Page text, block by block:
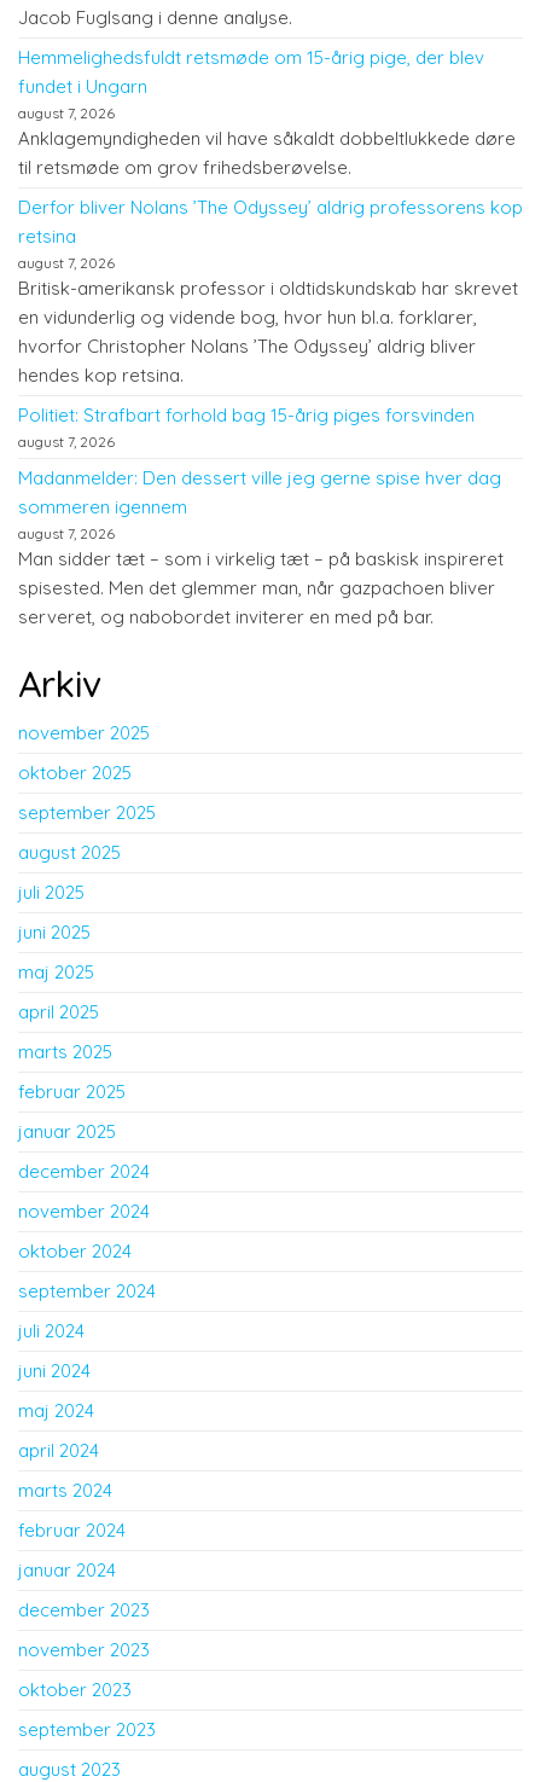
Jacob Fuglsang i denne analyse.
Hemmelighedsfuldt retsmøde om 15-årig pige, der blev
fundet i Ungarn
august 7, 2026
Anklagemyndigheden vil have såkaldt dobbeltlukkede døre
til retsmøde om grov frihedsberøvelse.
Derfor bliver Nolans ’The Odyssey’ aldrig professorens kop
retsina
august 7, 2026
Britisk-amerikansk professor i oldtidskundskab har skrevet
en vidunderlig og vidende bog, hvor hun bl.a. forklarer,
hvorfor Christopher Nolans ’The Odyssey’ aldrig bliver
hendes kop retsina.
Politiet: Strafbart forhold bag 15-årig piges forsvinden
august 7, 2026
Madanmelder: Den dessert ville jeg gerne spise hver dag
sommeren igennem
august 7, 2026
Man sidder tæt – som i virkelig tæt – på baskisk inspireret
spisested. Men det glemmer man, når gazpachoen bliver
serveret, og nabobordet inviterer en med på bar.
Arkiv
november 2025
oktober 2025
september 2025
august 2025
juli 2025
juni 2025
maj 2025
april 2025
marts 2025
februar 2025
januar 2025
december 2024
november 2024
oktober 2024
september 2024
juli 2024
juni 2024
maj 2024
april 2024
marts 2024
februar 2024
januar 2024
december 2023
november 2023
oktober 2023
september 2023
august 2023